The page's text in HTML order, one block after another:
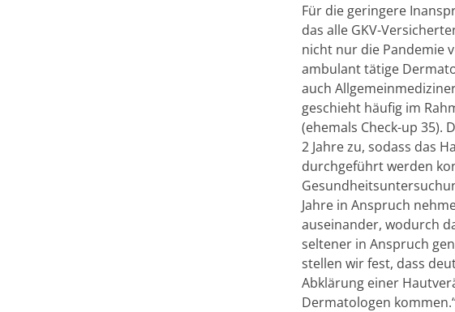
Für die geringere
das alle GKV-
nicht nur die Pandemie
ambulant tätige
auch
geschieht häufig im
(ehemals Check-up 35).
2 Jahre zu, sodass das
durchgeführt werden
Jahre in Anspruch
auseinander, wodurch
seltener in Anspruch
stellen wir fest, dass
Abklärung einer
Dermatologen